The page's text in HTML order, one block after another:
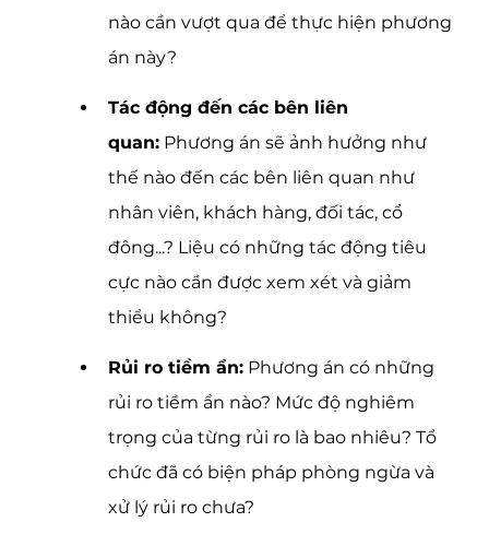
nào cần vượt qua để thực hiện phương
án này?
Tác động đến các bên liên
quan: Phương án sẽ ảnh hưởng như
thế nào đến các bên liên quan như
nhân viên, khách hàng, đối tác, cổ
đông...? Liệu có những tác động tiêu
cực nào cần được xem xét và giảm
thiểu không?
Rủi ro tiềm ẩn: Phương án có những
rủi ro tiềm ẩn nào? Mức độ nghiêm
trọng của từng rủi ro là bao nhiêu? Tổ
chức đã có biện pháp phòng ngừa và
xử lý rủi ro chưa?